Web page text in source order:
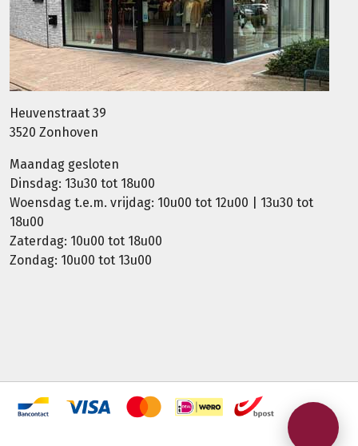
Heuvenstraat 39
3520 Zonhoven
Maandag gesloten
Dinsdag: 13u30 tot 18u00
Woensdag t.e.m. vrijdag: 10u00 tot 12u00 | 13u30 tot
18u00
Zaterdag: 10u00 tot 18u00
Zondag: 10u00 tot 13u00